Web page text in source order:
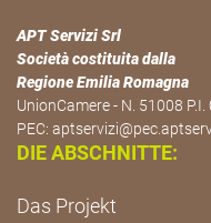
APT Servizi Srl
Società costituita dalla
Regione Emilia Romagna
UnionCamere - N. 51008
PEC:
DIE ABSCHNITTE:
Das Projekt